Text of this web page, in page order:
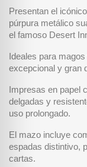
Presentan el
púrpura metálico
el famoso Desert
Ideales para
excepcional y gran
Impresas en papel
delgadas y
uso prolongado.
El mazo incluye
espadas distintivo,
cartas.